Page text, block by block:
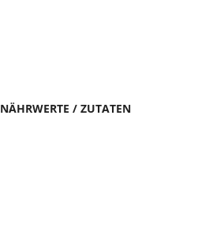
/ ZUTATEN